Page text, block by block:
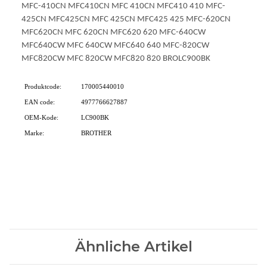
MFC-410CN MFC410CN MFC 410CN MFC410 410 MFC-
425CN MFC425CN MFC 425CN MFC425 425 MFC-620CN
MFC620CN MFC 620CN MFC620 620 MFC-640CW
MFC640CW MFC 640CW MFC640 640 MFC-820CW
MFC820CW MFC 820CW MFC820 820 BROLC900BK
Produktcode: 170005440010
EAN code: 4977766627887
OEM-Kode: LC900BK
Marke: BROTHER
Ähnliche Artikel